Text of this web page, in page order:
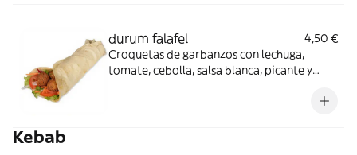
durum falafel
4,50 €
Croquetas de garbanzos con lechuga,
tomate, cebolla, salsa blanca, picante y
Kebab